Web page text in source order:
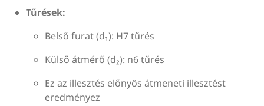
Tűrések:
Belső furat (d₁): H7 tűrés
Külső átmérő (d₂): n6 tűrés
Ez az illesztés előnyös átmeneti illesztést
eredményez